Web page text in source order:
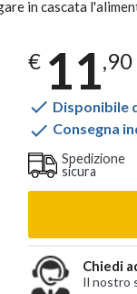
in cascata
€ 11,90
 Disponibile
 Consegna
Spedizione
sicura
Chiedi
Il nostro